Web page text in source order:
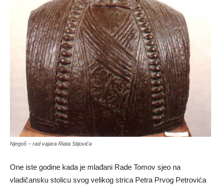
Njegoš – rad vajara Riata Stijovića
One iste godine kada je mlađani Rade Tomov sjeo na
vladičansku stolicu svog velikog strica Petra Prvog Petrovića